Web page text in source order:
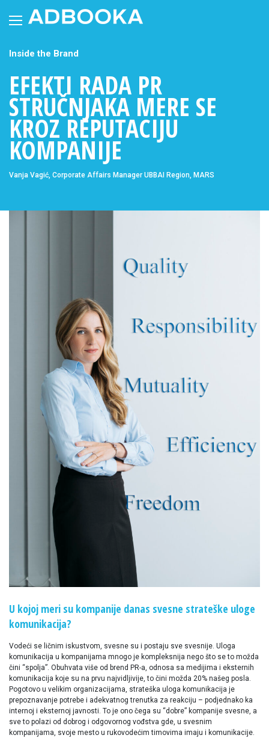
content
Inside the Brand
EFEKTI RADA PR
STRUČNJAKA MERE SE
KROZ REPUTACIJU
KOMPANIJE
Vanja Vagić, Corporate Affairs Manager UBBAI Region, MARS
U kojoj meri su kompanije danas svesne strateške uloge
komunikacija?
Vodeći se ličnim iskustvom, svesne su i postaju sve svesnije. Uloga
komunikacija u kompanijama mnogo je kompleksnija nego što se to možda
čini “spolja”. Obuhvata više od brend PR-a, odnosa sa medijima i eksternih
komunikacija koje su na prvu najvidljivije, to čini možda 20% našeg posla.
Pogotovo u velikim organizacijama, strateška uloga komunikacija je
prepoznavanje potrebe i adekvatnog trenutka za reakciju – podjednako ka
internoj i eksternoj javnosti. To je ono čega su “dobre” kompanije svesne, a
sve to polazi od dobrog i odgovornog vođstva gde, u svesnim
kompanijama, svoje mesto u rukovodećim timovima imaju i komunikacije.